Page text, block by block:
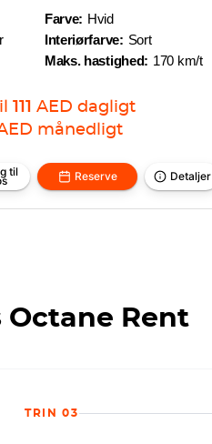
Farve: Hvid
Interiørfarve: Sort
Maks. hastighed: 170 km/t
111 AED dagligt
månedligt
til Reserve Detaljer
Octane Rent
TRIN 03